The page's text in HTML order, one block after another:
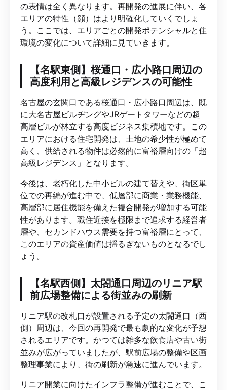
の表情は全く異なります。再開発の進展に伴い、各
エリアの特性（顔）はより明確化していくでしょ
う。ここでは、エリアごとの開発ポテンシャルと住
環境の変化について詳細に見ていきます。
【名駅東側】桜通口・広小路口周辺の
高度利用と高級レジデンスの可能性
名古屋の玄関口である桜通口・広小路口周辺は、既
に大名古屋ビルヂングやJRゲートタワーなどの超
高層ビルが林立する高度ビジネス集積地です。この
エリアにおける住宅開発は、土地の希少性が極めて
高く、供給される物件は必然的に富裕層向けの「超
高級レジデンス」となります。
今後は、老朽化した中小ビルの建て替えや、街区単
位での再編が進む中で、低層部に商業・業務機能、
高層部に居住機能を備えた複合開発が増加する可能
性があります。職住近接を極限まで追求する経営者
層や、セカンドハウス需要を持つ富裕層にとって、
このエリアの資産価値は揺るぎないものとなるでし
ょう。
【名駅西側】太閤通口周辺のリニア駅
前広場整備による街並みの刷新
リニア駅の改札口が設置される予定の太閤通口（西
側）周辺は、今回の再開発で最も劇的な変化が予想
されるエリアです。かつては雑多な飲食店や古い街
並みが広がっていましたが、駅前広場の整備や区画
整理事業により、街の刷新が急速に進んでいます。
リニア開業に向けたインフラ整備が進むことで、こ